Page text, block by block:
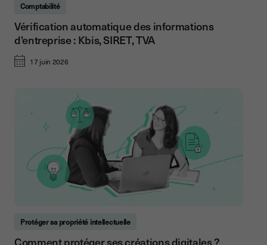
Comptabilité
Vérification automatique des informations
d'entreprise : Kbis, SIRET, TVA
17 juin 2026
Protéger sa propriété intellectuelle